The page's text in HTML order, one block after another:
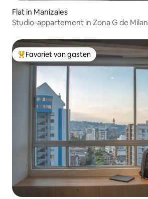
Flat in Manizales
Studio-appartement in Zona G de Milan
Topfavoriet van gasten
Favoriet van gasten